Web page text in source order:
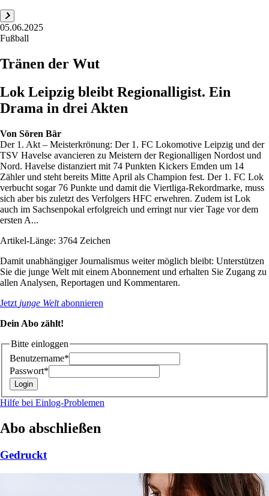
05.06.2025
Fußball
Tränen der Wut
Lok Leipzig bleibt Regionalligist. Ein
Drama in drei Akten
Von Sören Bär
Der 1. Akt – Meisterkrönung: Der 1. FC Lokomotive Leipzig und der
TSV Havelse avancieren zu Meistern der Regionalligen Nordost und
Nord. Havelse distanziert mit 74 Punkten Kickers Emden um 14
Zähler und steht bereits Mitte April als Champion fest. Der 1. FC Lok
verbucht sogar 76 Punkte und damit die Viertliga-Rekordmarke, muss
sich aber bis zuletzt des Verfolgers HFC erwehren. Zudem ist Lok
auch im Sachsenpokal erfolgreich und erringt nur vier Tage vor dem
ersten A...
Artikel-Länge: 3764 Zeichen
Damit unabhängiger Journalismus weiter möglich bleibt: Unterstützen
Sie die junge Welt mit einem Abonnement und erhalten Sie Zugang zu
allen Analysen, Reportagen und Kommentaren.
Jetzt junge Weltabonnieren
Dein Abo zählt!
Bitte einloggen
Benutzername*
Passwort*
Hilfe bei Einlog-Problemen
Abo abschließen
Gedruckt